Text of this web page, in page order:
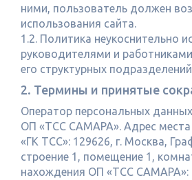
ними, пользователь должен
использования сайта.
1.2. Политика неукоснительно
руководителями и
его структурных
2. Термины и принятые
Оператор персональных
ОП «ТСС САМАРА». Адрес
«ГК ТСС»: 129626, г. Москва,
строение 1, помещение 1,
нахождения ОП «ТСС САМАРА»: